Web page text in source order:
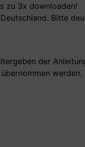
zu 3x downloaden!
Bitte
der
werden.